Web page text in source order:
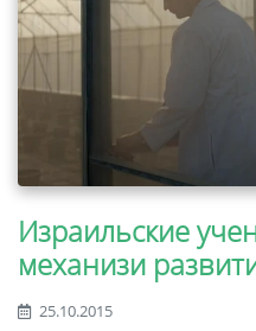
Израильские
механизи
25.10.2015